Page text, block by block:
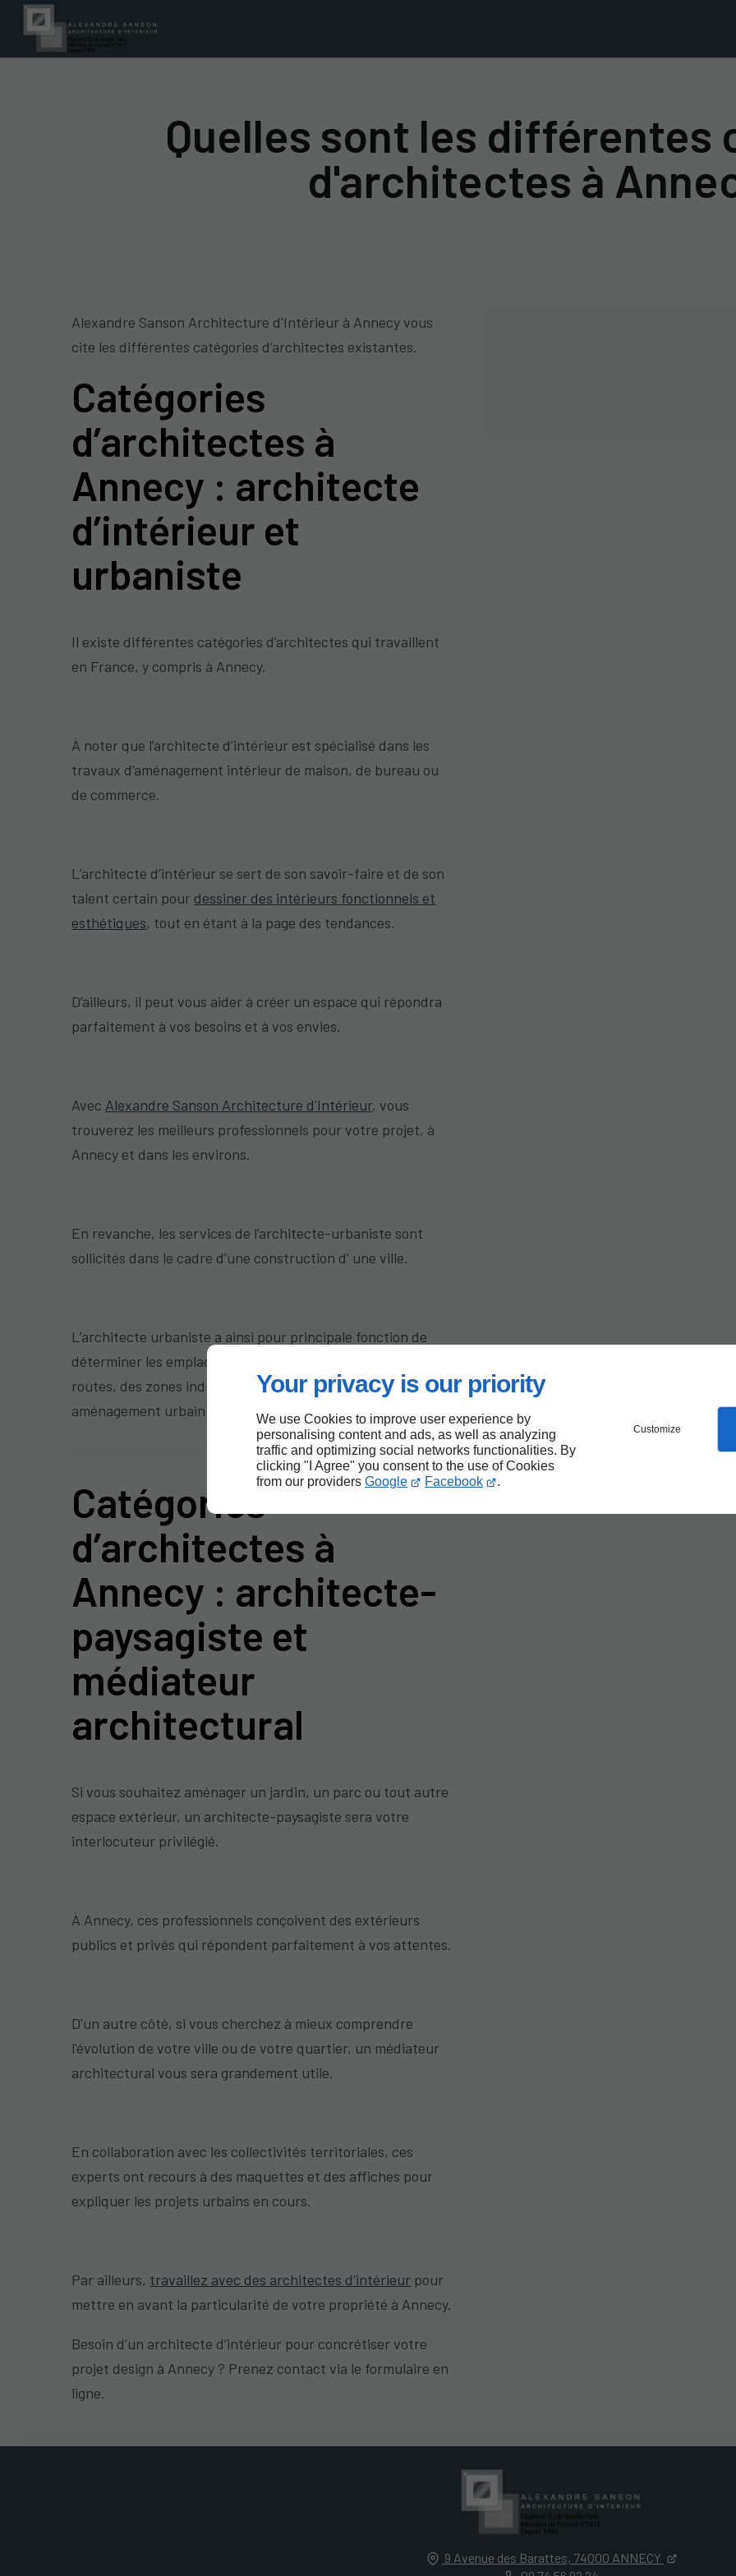
Your privacy is our priority
We use Cookies to improve user experience by
personalising content and ads, as well as analyzing
traffic and optimizing social networks functionalities. By
clicking "I Agree" you consent to the use of Cookies
from our providers Google Facebook .
Customize
Quelles sont les différentes
d'architectes à
Alexandre Sanson Architecture d'Intérieur à Annecy vous
cite les différentes catégories d’architectes existantes.
Catégories
d’architectes à
Annecy : architecte
d’intérieur et
urbaniste
Il existe différentes catégories d’architectes qui travaillent
en France, y compris à Annecy.
À noter que l’architecte d’intérieur est spécialisé dans les
travaux d’aménagement intérieur de maison, de bureau ou
de commerce.
L’architecte d’intérieur se sert de son savoir-faire et de son
talent certain pour dessiner des intérieurs fonctionnels et
esthétiques, tout en étant à la page des tendances.
D’ailleurs, il peut vous aider à créer un espace qui répondra
parfaitement à vos besoins et à vos envies.
Avec Alexandre Sanson Architecture d'Intérieur, vous
trouverez les meilleurs professionnels pour votre projet, à
Annecy et dans les environs.
En revanche, les services de l’architecte-urbaniste sont
sollicités dans le cadre d’une construction d’ une ville.
L’architecte urbaniste a ainsi pour principale fonction de
déterminer les emplacements des infrastructures, des
routes, des zones industrielles et du centre-ville pour un
aménagement urbain optimal.
Catégories
d’architectes à
Annecy : architecte-
paysagiste et
médiateur
architectural
Si vous souhaitez aménager un jardin, un parc ou tout autre
espace extérieur, un architecte-paysagiste sera votre
interlocuteur privilégié.
À Annecy, ces professionnels conçoivent des extérieurs
publics et privés qui répondent parfaitement à vos attentes.
D'un autre côté, si vous cherchez à mieux comprendre
l'évolution de votre ville ou de votre quartier, un médiateur
architectural vous sera grandement utile.
En collaboration avec les collectivités territoriales, ces
experts ont recours à des maquettes et des affiches pour
expliquer les projets urbains en cours.
Par ailleurs, travaillez avec des architectes d’intérieur pour
mettre en avant la particularité de votre propriété à Annecy.
Besoin d’un architecte d’intérieur pour concrétiser votre
projet design à Annecy ? Prenez contact via le formulaire en
ligne.
9 Avenue des Barattes, 74000 ANNECY